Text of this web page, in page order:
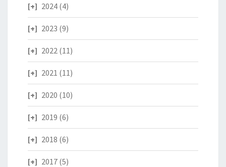
2024 (4)
2023 (9)
2022 (11)
2021 (11)
2020 (10)
2019 (6)
2018 (6)
2017 (5)